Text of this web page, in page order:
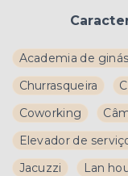
Academia de
Churrasqueira
Coworking
Elevador de
Jacuzzi
Lan